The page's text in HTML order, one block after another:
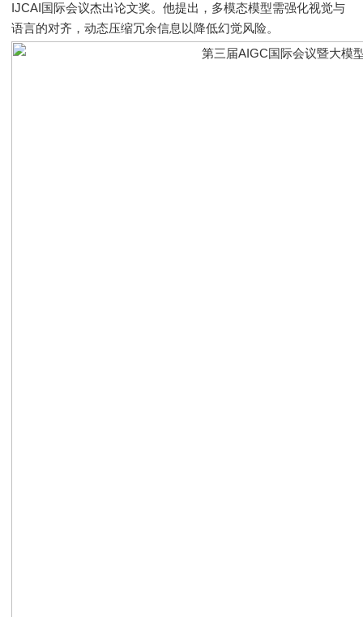
IJCAI国际会议杰出论文奖。他提出，多模态模型需强化视觉与
语言的对齐，动态压缩冗余信息以降低幻觉风险。